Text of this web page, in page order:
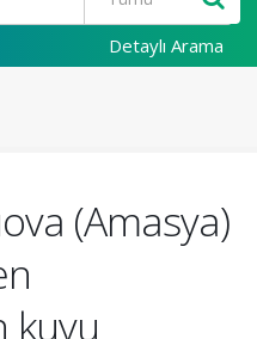
Detaylı Arama
(Amasya)
kuyu